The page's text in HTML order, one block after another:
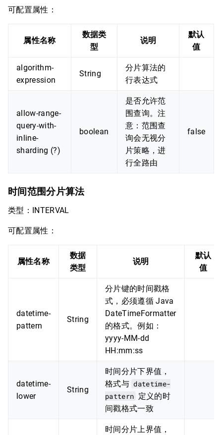
可配置属性：
属性名称
数据类
型
说明
默认
值
algorithm-
expression
String
分片算法的
行表达式
allow-range-
query-with-
inline-
sharding (?)
boolean
是否允许范
围查询。注
意：范围查
询会无视分
片策略，进
行全路由
false
时间范围分片算法
类型：INTERVAL
可配置属性：
属性名称
数据
类型
说明
默认
值
datetime-
pattern
String
分片键的时间戳格
式，必须遵循 Java
DateTimeFormatter
的格式。例如：
yyyy-MM-dd
HH:mm:ss
datetime-
lower
String
时间分片下界值，
格式与 datetime-
pattern 定义的时
间戳格式一致
时间分片上界值，